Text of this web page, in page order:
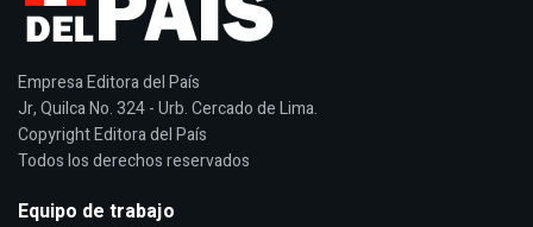
Empresa Editora del País
Jr, Quilca No. 324 - Urb. Cercado de Lima.
Copyright Editora del País
Todos los derechos reservados
Equipo de trabajo